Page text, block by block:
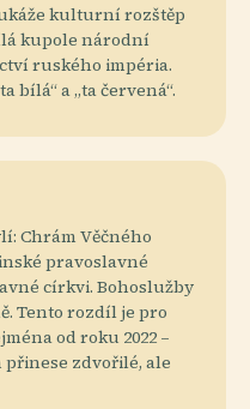
kulturní rozštěp
kupole národní
ruského impéria.
bílá“ a „ta červená“.
Chrám Věčného
pravoslavné
církvi. Bohoslužby
Tento rozdíl je pro
od roku 2022 –
přinese zdvořilé, ale